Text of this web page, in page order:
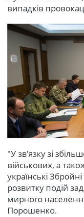
випадків
"У зв’язку зі
військових, а
українські
розвитку подій
мирного
Порошенко.